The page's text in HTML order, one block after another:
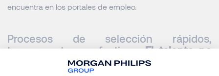
encuentra en los portales de empleo.
Procesos de selección rápidos,
transparentes y efectivos:El talento no